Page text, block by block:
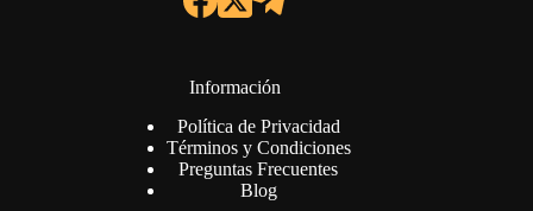
Información
Política de Privacidad
Términos y Condiciones
Preguntas Frecuentes
Blog